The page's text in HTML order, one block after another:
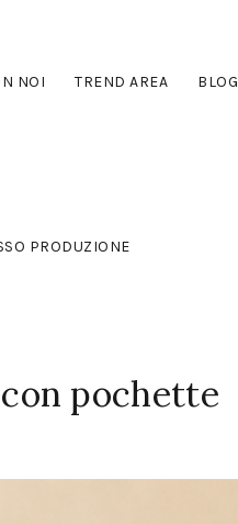
NOI TREND AREA BLOG
PRODUZIONE
pochette